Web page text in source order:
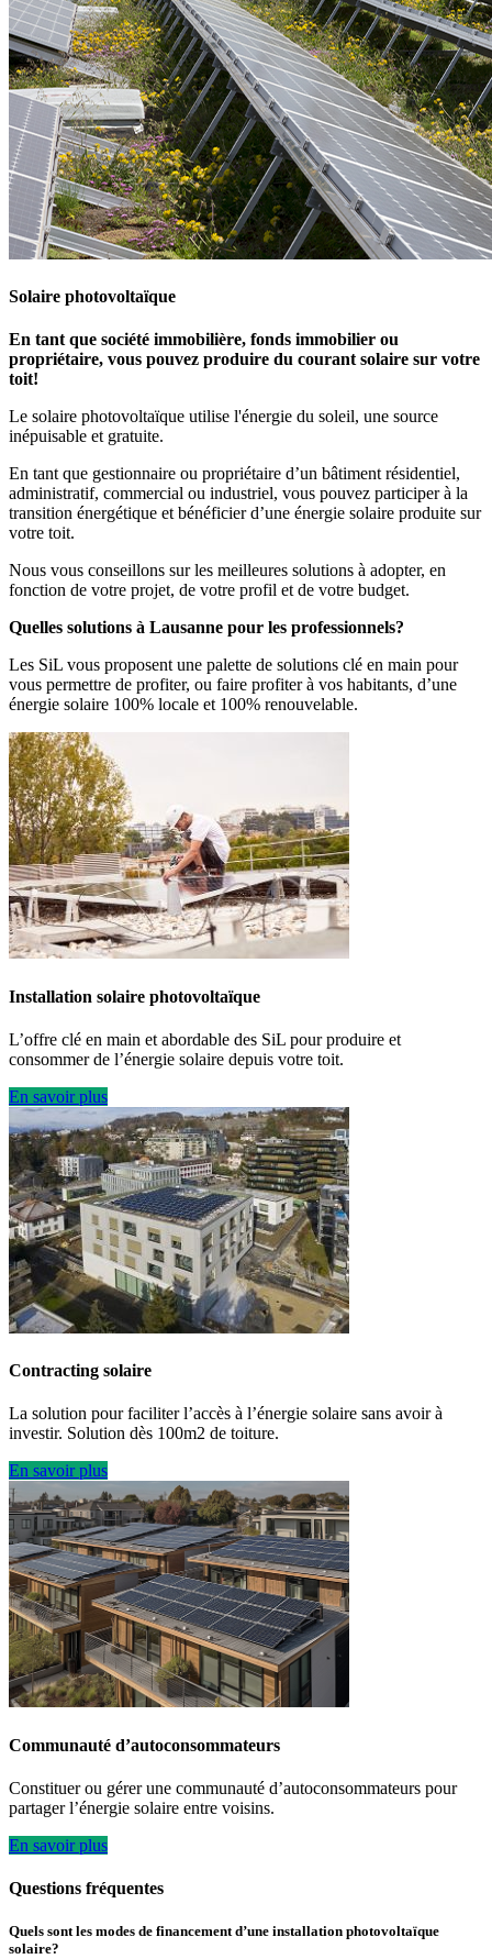
Solaire photovoltaïque
En tant que société immobilière, fonds immobilier ou
propriétaire, vous pouvez produire du courant solaire sur votre
toit!
Le solaire photovoltaïque utilise l'énergie du soleil, une source
inépuisable et gratuite.
En tant que gestionnaire ou propriétaire d’un bâtiment résidentiel,
administratif, commercial ou industriel, vous pouvez participer à la
transition énergétique et bénéficier d’une énergie solaire produite sur
votre toit.
Nous vous conseillons sur les meilleures solutions à adopter, en
fonction de votre projet, de votre profil et de votre budget.
Quelles solutions à Lausanne pour les professionnels?
Les SiL vous proposent une palette de solutions clé en main pour
vous permettre de profiter, ou faire profiter à vos habitants, d’une
énergie solaire 100% locale et 100% renouvelable.
Installation solaire photovoltaïque
L’offre clé en main et abordable des SiL pour produire et
consommer de l’énergie solaire depuis votre toit.
En savoir plus
Contracting solaire
La solution pour faciliter l’accès à l’énergie solaire sans avoir à
investir. Solution dès 100m2 de toiture.
En savoir plus
Communauté d’autoconsommateurs
Constituer ou gérer une communauté d’autoconsommateurs pour
partager l’énergie solaire entre voisins.
En savoir plus
Questions fréquentes
Quels sont les modes de financement d’une installation photovoltaïque
solaire?